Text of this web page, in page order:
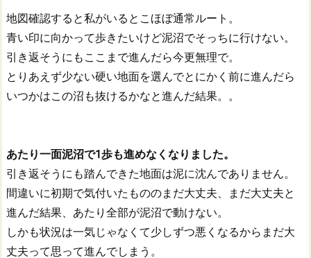
地図確認すると私がいるとこほぼ通常ルート。
青い印に向かって歩きたいけど泥沼でそっちに行けない。
引き返そうにもここまで進んだら今更無理で。
とりあえず少ない硬い地面を選んでとにかく前に進んだら
いつかはこの沼も抜けるかなと進んだ結果。。
あたり一面泥沼で1歩も進めなくなりました。
引き返そうにも踏んできた地面は泥に沈んでありません。
間違いに初期で気付いたもののまだ大丈夫、まだ大丈夫と
進んだ結果、あたり全部が泥沼で動けない。
しかも状況は一気じゃなくて少しずつ悪くなるからまだ大
丈夫って思って進んでしまう。